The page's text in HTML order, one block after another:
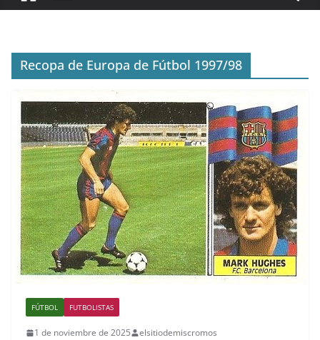
Recopa de Europa de Fútbol 1997/98
FÚTBOL FUTBOLISTAS
1 de noviembre de 2025 elsitiodemiscromos